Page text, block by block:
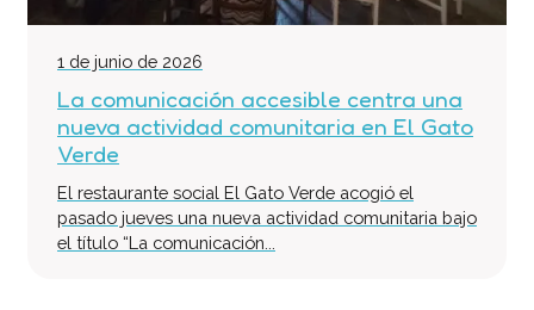
1 de junio de 2026
La comunicación accesible centra una
nueva actividad comunitaria en El Gato
Verde
El restaurante social El Gato Verde acogió el
pasado jueves una nueva actividad comunitaria bajo
el título “La comunicación...